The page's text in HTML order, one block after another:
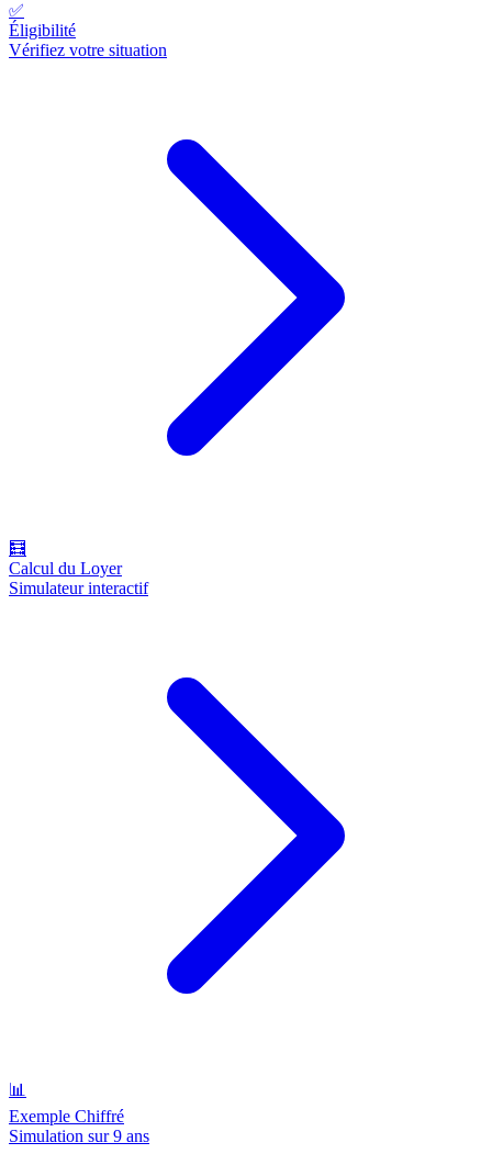
✅
Éligibilité
Vérifiez votre situation
🧮
Calcul du Loyer
Simulateur interactif
📊
Exemple Chiffré
Simulation sur 9 ans